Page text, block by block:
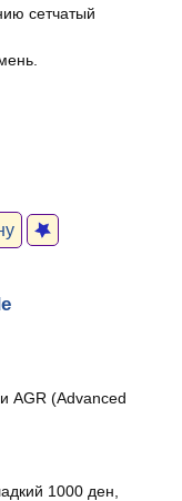
сетчатый
AGR (Advanced
1000 ден,